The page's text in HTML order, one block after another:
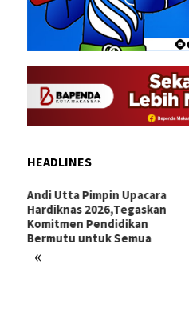
HEADLINES
«
Jelang Hari Jadi Bulukumba
ke – 66 Tahun: Menata
Investasi, Menyongsong
Masa Depan